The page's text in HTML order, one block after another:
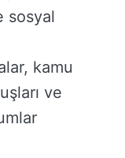
sosyal
kamu
ve